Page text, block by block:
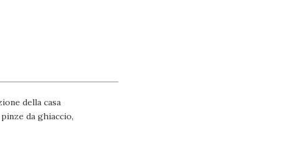
della casa
da ghiaccio,